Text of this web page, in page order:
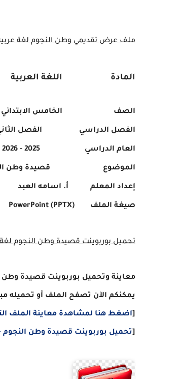
ملف عرض تقديمي وطن النجوم لغة
المادة اللغة العربية
الصف الخامس الابتدائي
الفصل الدراسي الفصل
العام الدراسي
الموضوع قصيدة وطن
إعداد المعلم أ. اسامه العبد
صيغة الملف
تحميل بوربوينت قصيدة وطن النجوم لغة
معاينة وتحميل بوربوينت قصيدة وطن
يمكنكم الآن تصفح الملف أو تحميله
[اضغط هنا لمشاهدة معاينة الملف
[تحميل بوربوينت قصيدة وطن